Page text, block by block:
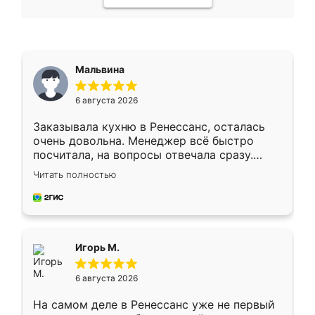
Мальвина
6 августа 2026
Заказывала кухню в Ренессанс, осталась
очень довольна. Менеджер всё быстро
посчитала, на вопросы отвечала сразу.
Замерщик приехал в субботу, подошёл к
делу со всей ответственностью. Собрали
за день, ребята работали аккуратно, даже
Читать полностью
Игорь М.
6 августа 2026
На самом деле в Ренессанс уже не первый